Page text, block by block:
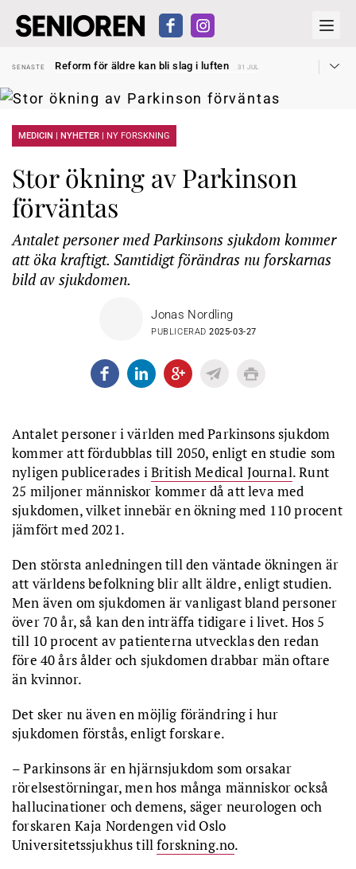
SENASTE
Reform för äldre kan bli slag i luften
31 JUL
SENASTE
Dom öppnar för rätt till garantipension
30 JUL
Snart kan telefonförsäljning förbjudas i Sverige
SENASTE
Liten höjning av garantipensionen
SENASTE
Sven Hagströmer sommarpratar
MEDICIN | NYHETER | NY FORSKNING
Stor ökning av Parkinson
förväntas
Antalet personer med Parkinsons sjukdom kommer
att öka kraftigt. Samtidigt förändras nu forskarnas
bild av sjukdomen.
Jonas Nordling
PUBLICERAD2025-03-27
Antalet personer i världen med Parkinsons sjukdom
kommer att fördubblas till 2050, enligt en studie som
nyligen publicerades iBritish Medical Journal. Runt
25 miljoner människor kommer då att leva med
sjukdomen, vilket innebär en ökning med 110 procent
jämfört med 2021.
Den största anledningen till den väntade ökningen är
att världens befolkning blir allt äldre, enligt studien.
Men även om sjukdomen är vanligast bland personer
över 70 år, så kan den inträffa tidigare i livet. Hos 5
till 10 procent av patienterna utvecklas den redan
före 40 års ålder och sjukdomen drabbar män oftare
än kvinnor.
Det sker nu även en möjlig förändring i hur
sjukdomen förstås, enligt forskare.
– Parkinsons är en hjärnsjukdom som orsakar
rörelsestörningar, men hos många människor också
hallucinationer och demens, säger neurologen och
forskaren Kaja Nordengen vid Oslo
Universitetssjukhus tillforskning.no.